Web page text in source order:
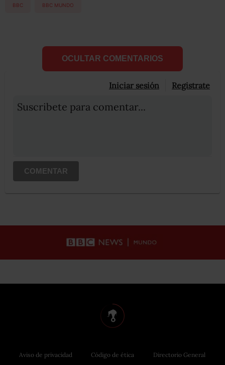
BBC BBC MUNDO
OCULTAR COMENTARIOS
Iniciar sesión Registrate
Suscribete para comentar...
COMENTAR
Aviso de privacidad Código de ética Directorio General